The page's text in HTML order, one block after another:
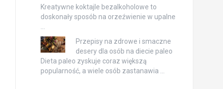
Kreatywne koktajle bezalkoholowe to
doskonały sposób na orzeźwienie w upalne
Przepisy na zdrowe i smaczne
desery dla osób na diecie paleo
Dieta paleo zyskuje coraz większą
popularność, a wiele osób zastanawia …